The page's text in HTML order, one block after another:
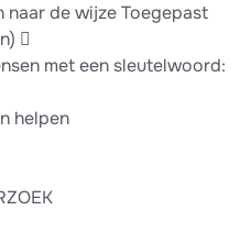
de wijze Toegepast

met een sleutelwoord:
helpen